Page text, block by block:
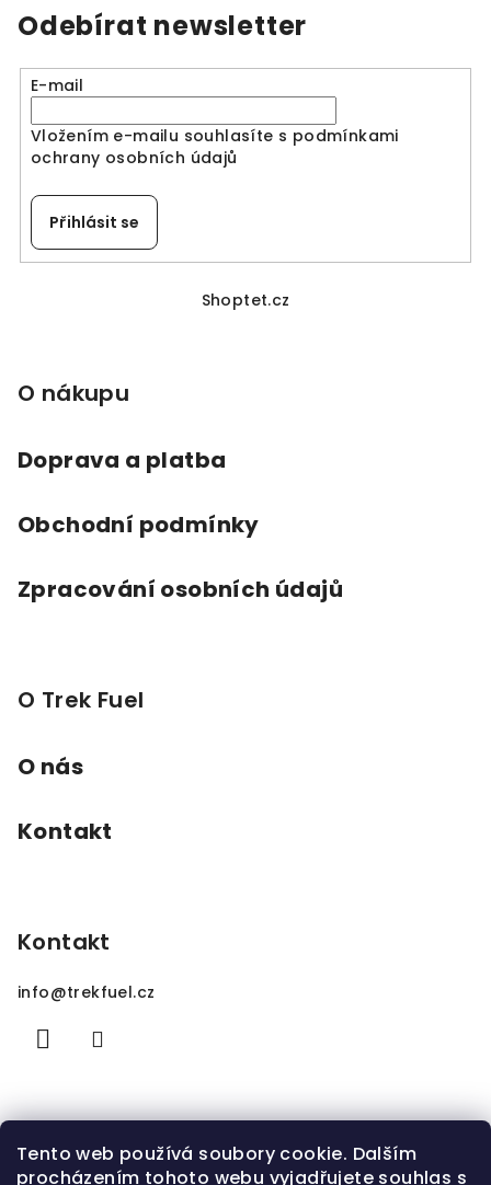
Tento web používá soubory cookie. Dalším
procházením tohoto webu vyjadřujete souhlas s
Odebírat newsletter
E-mail
Vložením e-mailu souhlasíte s podmínkami
ochrany osobních údajů
Přihlásit se
Shoptet.cz
O nákupu
Doprava a platba
Obchodní podmínky
Zpracování osobních údajů
O Trek Fuel
O nás
Kontakt
Kontakt
info@trekfuel.cz